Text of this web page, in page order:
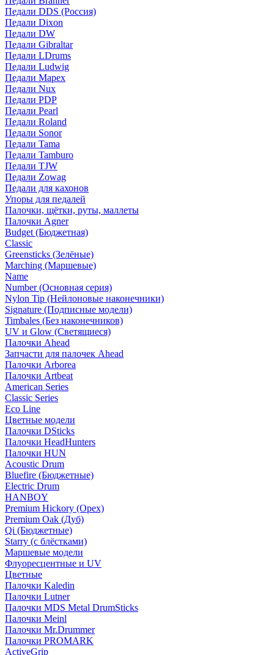
Педали DDS (Россия)
Педали Dixon
Педали DW
Педали Gibraltar
Педали LDrums
Педали Ludwig
Педали Mapex
Педали Nux
Педали PDP
Педали Pearl
Педали Roland
Педали Sonor
Педали Tama
Педали Tamburo
Педали TJW
Педали Zowag
Педали для кахонов
Упоры для педалей
Палочки, щётки, руты, маллеты
Палочки Agner
Budget (Бюджетная)
Classic
Greensticks (Зелёные)
Marching (Маршевые)
Name
Number (Основная серия)
Nylon Tip (Нейлоновые наконечники)
Signature (Подписные модели)
Timbales (Без наконечников)
UV и Glow (Светящиеся)
Палочки Ahead
Запчасти для палочек Ahead
Палочки Arborea
Палочки Artbeat
American Series
Classic Series
Eco Line
Цветные модели
Палочки DSticks
Палочки HeadHunters
Палочки HUN
Acoustic Drum
Bluefire (Бюджетные)
Electric Drum
HANBOY
Premium Hickory (Орех)
Premium Oak (Дуб)
Qi (Бюджетные)
Starry (с блёстками)
Маршевые модели
Флуоресцентные и UV
Цветные
Палочки Kaledin
Палочки Lutner
Палочки MDS Metal DrumSticks
Палочки Meinl
Палочки Mr.Drummer
Палочки PROMARK
ActiveGrip